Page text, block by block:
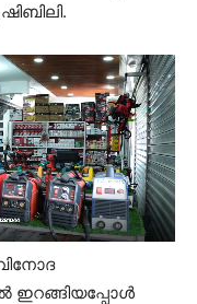
ഇറങ്ങിയപ്പോൾ